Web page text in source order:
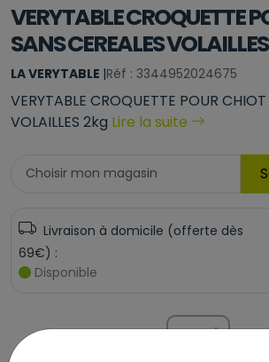
VERYTABLE CROQUETTE
SANS CEREALES
LA VERYTABLE |Réf : 3344952024675
VERYTABLE CROQUETTE POUR CHIOT
VOLAILLES 2kg Lire la suite
Choisir mon magasin
Livraison à domicile (offerte dès
69€) :
Disponible
+